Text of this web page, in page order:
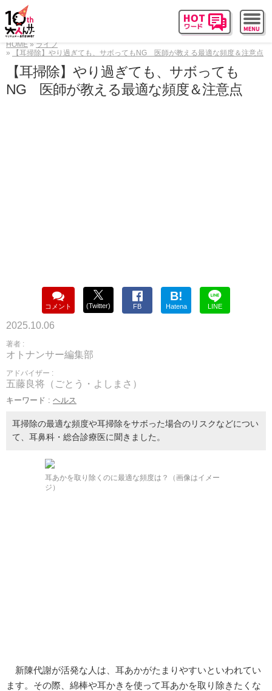
HOME
ライフ
【耳掃除】やり過ぎても、サボってもNG 医師が教える最適な頻度＆注意点
【耳掃除】やり過ぎても、サボっても
NG 医師が教える最適な頻度＆注意点
コメント (Twitter) FB
B!
Hatena LINE
2025.10.06
著者 :
オトナンサー編集部
アドバイザー :
五藤良将（ごとう・よしまさ）
キーワード : ヘルス
耳掃除の最適な頻度や耳掃除をサボった場合のリスクなどについ
て、耳鼻科・総合診療医に聞きました。
耳あかを取り除くのに最適な頻度は？（画像はイメー
ジ）
新陳代謝が活発な人は、耳あかがたまりやすいといわれてい
ます。その際、綿棒や耳かきを使って耳あかを取り除きたくな